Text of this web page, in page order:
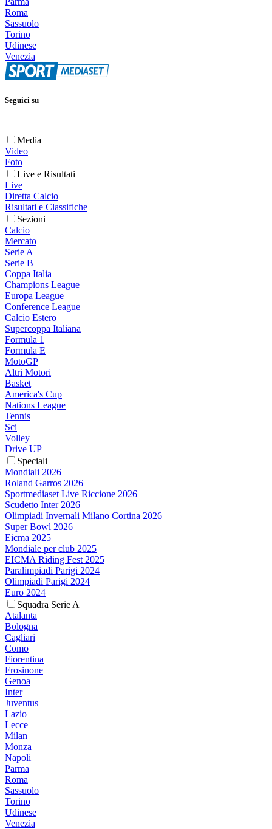
Roma
Sassuolo
Torino
Udinese
Venezia
Seguici su
Media
Video
Foto
Live e Risultati
Live
Diretta Calcio
Risultati e Classifiche
Sezioni
Calcio
Mercato
Serie A
Serie B
Coppa Italia
Champions League
Europa League
Conference League
Calcio Estero
Supercoppa Italiana
Formula 1
Formula E
MotoGP
Altri Motori
Basket
America's Cup
Nations League
Tennis
Sci
Volley
Drive UP
Speciali
Mondiali 2026
Roland Garros 2026
Sportmediaset Live Riccione 2026
Scudetto Inter 2026
Olimpiadi Invernali Milano Cortina 2026
Super Bowl 2026
Eicma 2025
Mondiale per club 2025
EICMA Riding Fest 2025
Paralimpiadi Parigi 2024
Olimpiadi Parigi 2024
Euro 2024
Squadra Serie A
Atalanta
Bologna
Cagliari
Como
Fiorentina
Frosinone
Genoa
Inter
Juventus
Lazio
Lecce
Milan
Monza
Napoli
Parma
Roma
Sassuolo
Torino
Udinese
Venezia